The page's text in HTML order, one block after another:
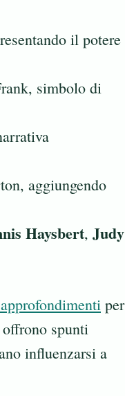
il potere
simbolo di
aggiungendo
Haysbert, Judy
per
spunti
influenzarsi a